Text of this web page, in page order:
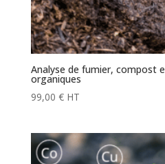
Analyse de fumier, compost
organiques
99,00 € HT